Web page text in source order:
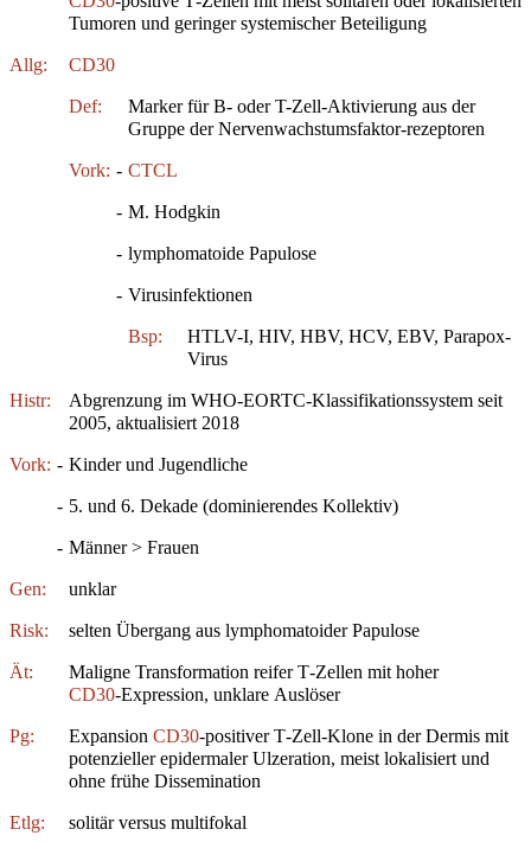
Tumoren und geringer systemischer Beteiligung
Allg: CD30
Def:
Marker für B- oder T-Zell-Aktivierung aus der
Gruppe der Nervenwachstumsfaktor-rezeptoren
Vork: - CTCL
- M. Hodgkin
- lymphomatoide Papulose
- Virusinfektionen
Bsp:
HTLV-I, HIV, HBV, HCV, EBV, Parapox-
Virus
Histr:
Abgrenzung im WHO‑EORTC‑Klassifikationssystem seit
2005, aktualisiert 2018
Vork: - Kinder und Jugendliche
- 5. und 6. Dekade (dominierendes Kollektiv)
- Männer > Frauen
Gen: unklar
Risk: selten Übergang aus lymphomatoider Papulose
Ät:
Maligne Transformation reifer T‑Zellen mit hoher
CD30‑Expression, unklare Auslöser
Pg: Expansion CD30‑positiver T‑Zell‑Klone in der Dermis mit
potenzieller epidermaler Ulzeration, meist lokalisiert und
ohne frühe Dissemination
Etlg: solitär versus multifokal